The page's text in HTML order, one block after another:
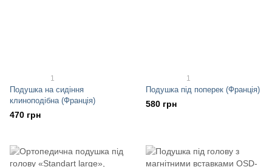
1
Подушка на сидіння
клиноподібна (Франція)
470 грн
1
Подушка під поперек (Франція)
580 грн